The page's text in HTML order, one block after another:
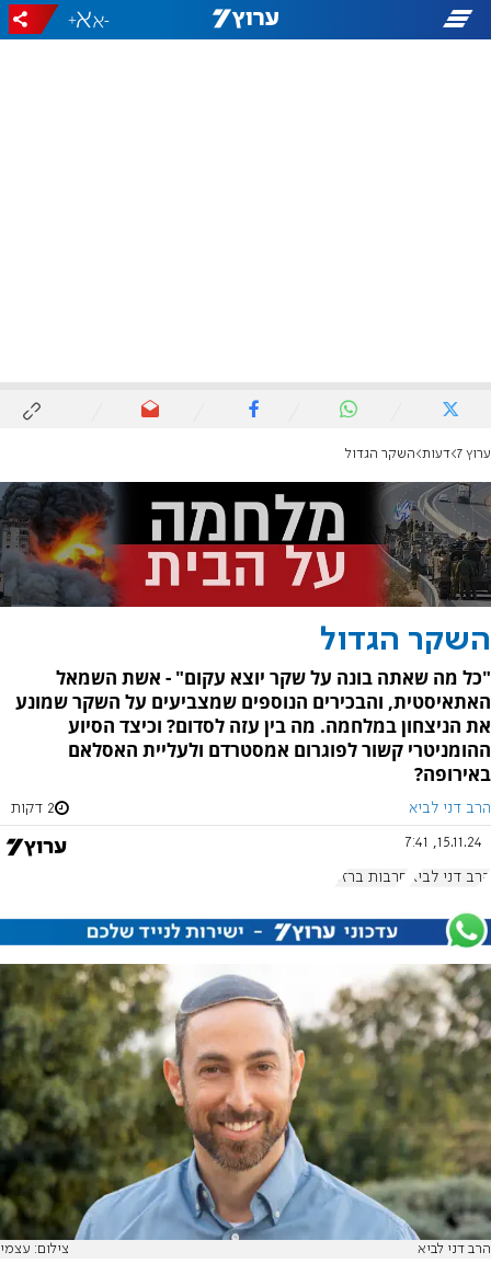
-
+
ערוץ 7 דעות השקר הגדול
השקר הגדול
"כל מה שאתה בונה על שקר יוצא עקום" - אשת השמאל
האתאיסטית, והבכירים הנוספים שמצביעים על השקר שמונע
את הניצחון במלחמה. מה בין עזה לסדום? וכיצד הסיוע
ההומניטרי קשור לפוגרום אמסטרדם ולעליית האסלאם
באירופה?
הרב דני לביא 2 דקות
15.11.24, 7:41
הרב דני לביא חרבות ברזל
הרב דני לביא צילום: עצמי